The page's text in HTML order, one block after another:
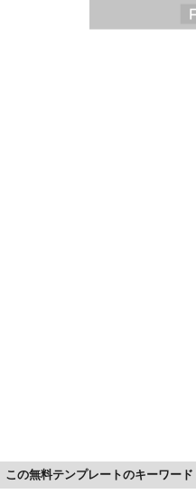
この無料テンプレートのキーワード